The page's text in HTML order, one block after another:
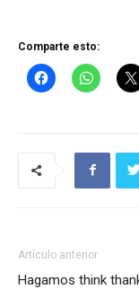
Comparte esto:
Artículo anterior
Hagamos think